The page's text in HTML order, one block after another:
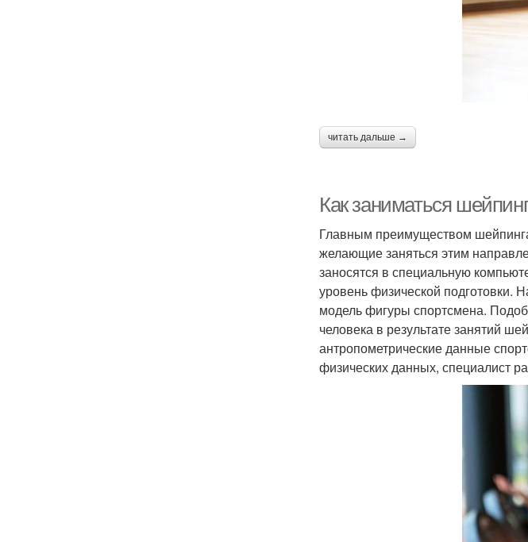
читать дальше →
Как заниматься
Главным преимуществом
желающие заняться этим
заносятся в специальную
уровень физической
модель фигуры спортсмена.
человека в результате занятий
антропометрические данные
физических данных, специалист